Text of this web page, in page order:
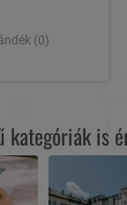
(0)
kategóriák is